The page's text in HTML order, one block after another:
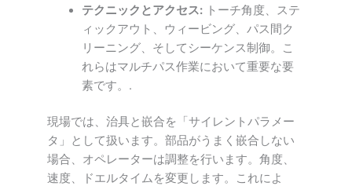
テクニックとアクセス:トーチ角度、ステ
ィックアウト、ウィービング、パス間ク
リーニング、そしてシーケンス制御。こ
れらはマルチパス作業において重要な要
素です。.
現場では、治具と嵌合を「サイレントパラメー
タ」として扱います。部品がうまく嵌合しない
場合、オペレーターは調整を行います。角度、
速度、ドエルタイムを変更します。これによ